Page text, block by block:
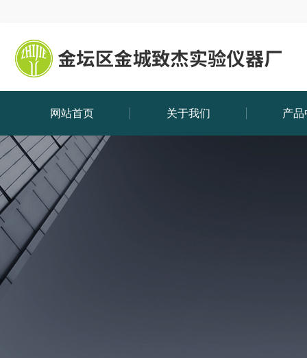
网站首页 关于我们 产品